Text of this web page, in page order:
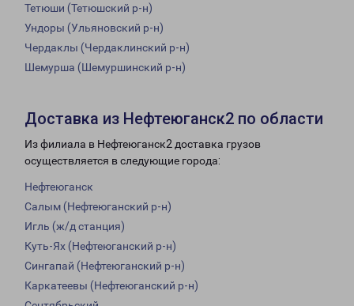
Тетюши (Тетюшский р-н)
Ундоры (Ульяновский р-н)
Чердаклы (Чердаклинский р-н)
Шемурша (Шемуршинский р-н)
Доставка из Нефтеюганск2 по области
Из филиала в Нефтеюганск2 доставка грузов
осуществляется в следующие города:
Нефтеюганск
Салым (Нефтеюганский р-н)
Игль (ж/д станция)
Куть-Ях (Нефтеюганский р-н)
Сингапай (Нефтеюганский р-н)
Каркатеевы (Нефтеюганский р-н)